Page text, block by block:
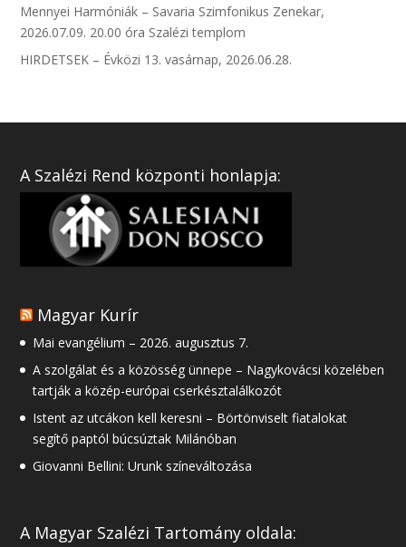
Mennyei Harmóniák – Savaria Szimfonikus Zenekar,
2026.07.09. 20.00 óra Szalézi templom
HIRDETSEK – Évközi 13. vasárnap, 2026.06.28.
A Szalézi Rend központi honlapja:
Magyar Kurír
Mai evangélium – 2026. augusztus 7.
A szolgálat és a közösség ünnepe – Nagykovácsi közelében
tartják a közép-európai cserkésztalálkozót
Istent az utcákon kell keresni – Börtönviselt fiatalokat
segítő paptól búcsúztak Milánóban
Giovanni Bellini: Urunk színeváltozása
A Magyar Szalézi Tartomány oldala: